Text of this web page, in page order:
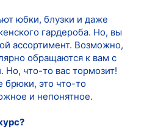
юбки, блузки и даже
гардероба. Но, вы
ассортимент. Возможно,
обращаются к вам с
что-то вас тормозит!
брюки, это что-то
и непонятное.